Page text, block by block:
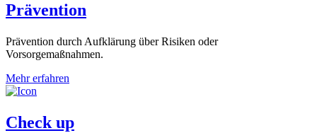
Prävention
Prävention durch Aufklärung über Risiken oder
Vorsorgemaßnahmen.
Mehr erfahren
Check up